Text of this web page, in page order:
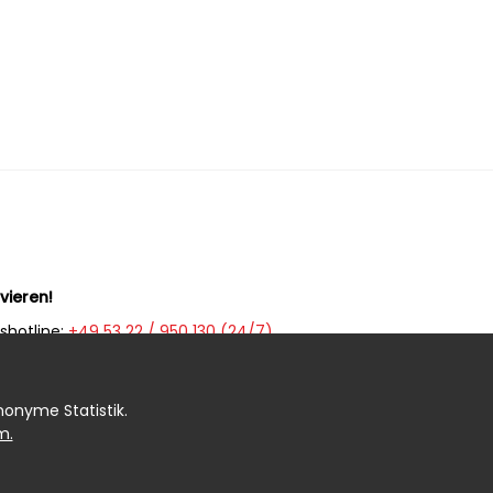
Statistik.
+49 53 22 / 950 130 (24/7)
(WhatsApp):
+49 5322 / 950 133 (20 - 7 Uhr)